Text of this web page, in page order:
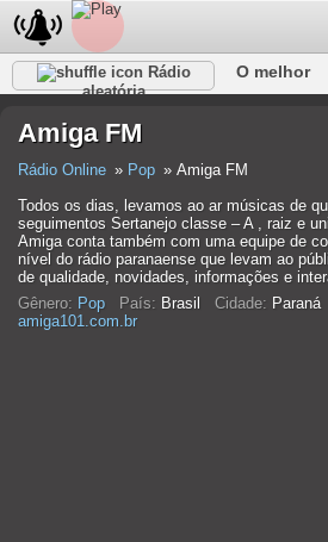
Rádio
aleatória
O melhor
Amiga FM
Rádio Online Pop
Amiga FM
Todos os dias, levamos ao ar músicas de
seguimentos Sertanejo classe – A , raiz e
Amiga conta também com uma equipe de
nível do rádio paranaense que levam ao
de qualidade, novidades, informações e
Gênero: Pop País: Brasil Cidade: Paraná
amiga101.com.br